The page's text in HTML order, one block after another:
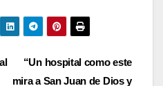
“Un hospital como este
mira a San Juan de Dios y